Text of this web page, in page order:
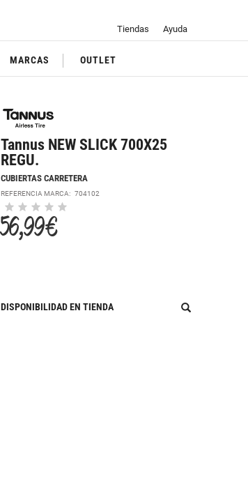
Tiendas Ayuda
MARCAS OUTLET
Tannus NEW SLICK 700X25
REGU.
CUBIERTAS CARRETERA
REFERENCIA MARCA:704102
56,99 €
DISPONIBILIDAD EN TIENDA